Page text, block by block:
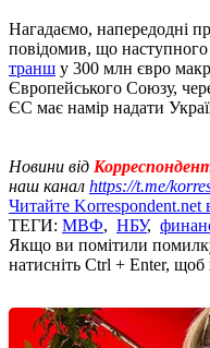
Нагадаємо, напередодні
повідомив, що
транш у 300 млн євро
Європейського Союзу,
ЄС має намір надати
Новини від
наш канал https://t.me/
Читайте Korrespondent.net
ТЕГИ: МВФ, НБУ,
Якщо ви помітили
натисніть Ctrl + Enter,